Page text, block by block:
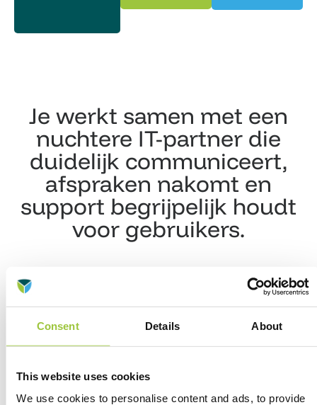
Consent Details About
This website uses cookies
We use cookies to personalise content and ads, to provide
Je werkt samen met een
nuchtere IT-partner die
duidelijk communiceert,
afspraken nakomt en
support begrijpelijk houdt
voor gebruikers.
Klantenaan het woord